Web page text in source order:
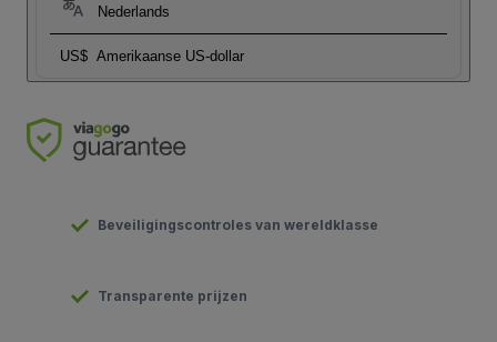
Nederlands
US$ Amerikaanse US-dollar
Beveiligingscontroles van wereldklasse
Transparente prijzen